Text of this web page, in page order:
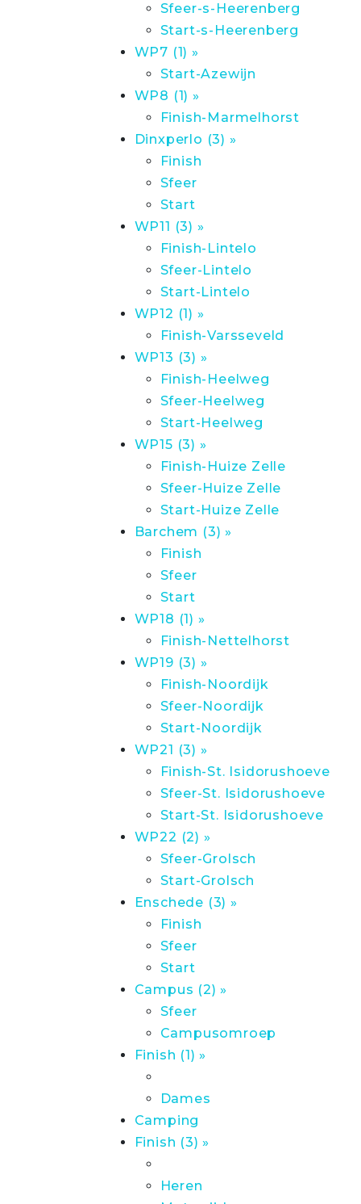
Sfeer-s-Heerenberg
Start-s-Heerenberg
WP7 (1) »
Start-Azewijn
WP8 (1) »
Finish-Marmelhorst
Dinxperlo (3) »
Finish
Sfeer
Start
WP11 (3) »
Finish-Lintelo
Sfeer-Lintelo
Start-Lintelo
WP12 (1) »
Finish-Varsseveld
WP13 (3) »
Finish-Heelweg
Sfeer-Heelweg
Start-Heelweg
WP15 (3) »
Finish-Huize Zelle
Sfeer-Huize Zelle
Start-Huize Zelle
Barchem (3) »
Finish
Sfeer
Start
WP18 (1) »
Finish-Nettelhorst
WP19 (3) »
Finish-Noordijk
Sfeer-Noordijk
Start-Noordijk
WP21 (3) »
Finish-St. Isidorushoeve
Sfeer-St. Isidorushoeve
Start-St. Isidorushoeve
WP22 (2) »
Sfeer-Grolsch
Start-Grolsch
Enschede (3) »
Finish
Sfeer
Start
Campus (2) »
Sfeer
Campusomroep
Finish (1) »
Dames
Camping
Finish (3) »
Heren